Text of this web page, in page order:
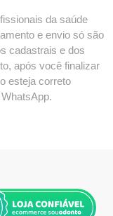
da saúde
e envio só são
cadastrais e dos
após você finalizar
esteja correto